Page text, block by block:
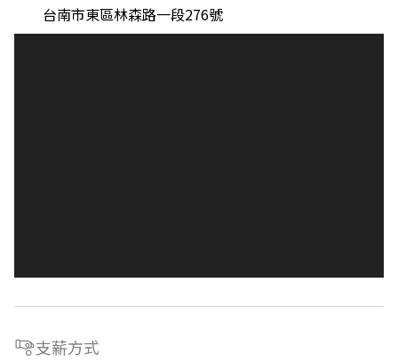
台南市東區林森路一段276號
支薪方式